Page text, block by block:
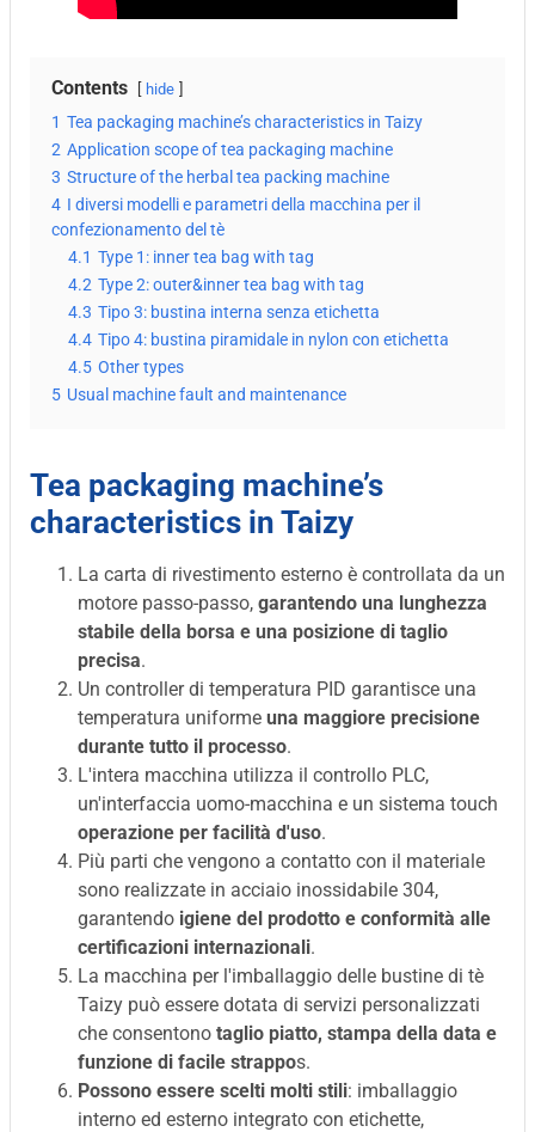
Contents hide
1 Tea packaging machine’s characteristics in Taizy
2 Application scope of tea packaging machine
3 Structure of the herbal tea packing machine
4 I diversi modelli e parametri della macchina per il
confezionamento del tè
4.1 Type 1: inner tea bag with tag
4.2 Type 2: outer&inner tea bag with tag
4.3 Tipo 3: bustina interna senza etichetta
4.4 Tipo 4: bustina piramidale in nylon con etichetta
4.5 Other types
5 Usual machine fault and maintenance
Tea packaging machine’s
characteristics in Taizy
La carta di rivestimento esterno è controllata da un
motore passo-passo, garantendo una lunghezza
stabile della borsa e una posizione di taglio
precisa.
Un controller di temperatura PID garantisce una
temperatura uniforme una maggiore precisione
durante tutto il processo.
L'intera macchina utilizza il controllo PLC,
un'interfaccia uomo-macchina e un sistema touch
operazione per facilità d'uso.
Più parti che vengono a contatto con il materiale
sono realizzate in acciaio inossidabile 304,
garantendo igiene del prodotto e conformità alle
certificazioni internazionali.
La macchina per l'imballaggio delle bustine di tè
Taizy può essere dotata di servizi personalizzati
che consentono taglio piatto, stampa della data e
funzione di facile strappos.
Possono essere scelti molti stili: imballaggio
interno ed esterno integrato con etichette,